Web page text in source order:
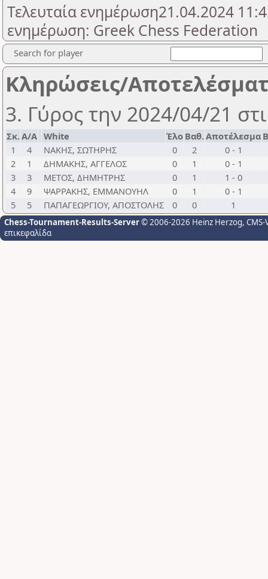
Τελευταία ενημέρωση21.04.2024
ενημέρωση: Greek Chess Federation
Search for player
Κληρώσεις/
3. Γύρος την 2024/04/21
Σκ.Α/Α White Έλο Βαθ.Αποτέλεσμα
1
4 ΝΑΚΗΣ, ΣΩΤΗΡΗΣ 0 2
0 - 1
2
1 ΔΗΜΑΚΗΣ, ΑΓΓΕΛΟΣ 0 1
0 - 1
3
3 ΜΕΤΟΣ, ΔΗΜΗΤΡΗΣ 0 1
1 - 0
4
9 ΨΑΡΡΑΚΗΣ, ΕΜΜΑΝΟΥΗΛ 0 1
0 - 1
5
5 ΠΑΠΑΓΕΩΡΓΙΟΥ, ΑΠΟΣΤΟΛΗΣ 0 0 1
Chess-Tournament-Results-Server© 2006-2026 Heinz Herzog,
επικεφαλίδα